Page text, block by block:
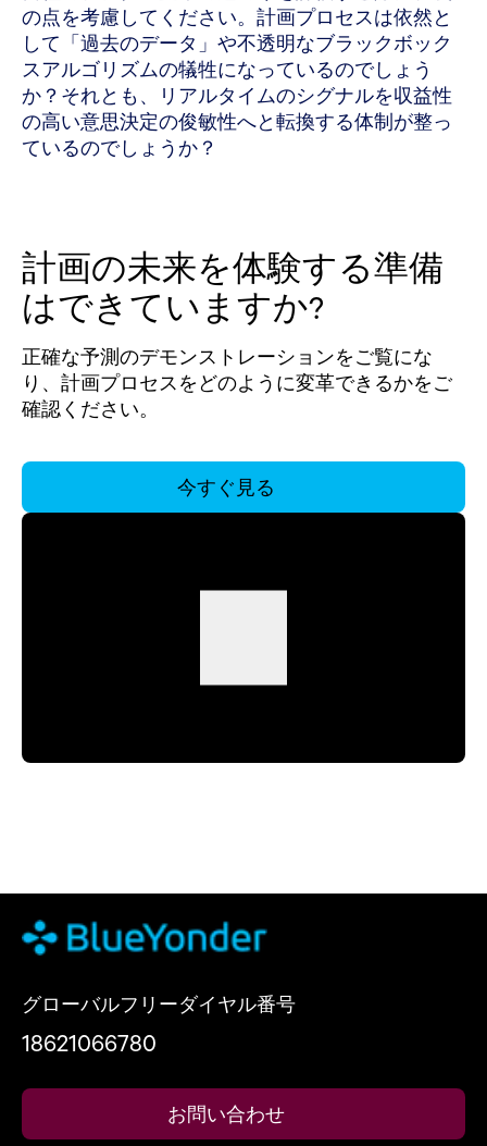
の点を考慮してください。計画プロセスは依然と
して「過去のデータ」や不透明なブラックボック
スアルゴリズムの犠牲になっているのでしょう
か？それとも、リアルタイムのシグナルを収益性
の高い意思決定の俊敏性へと転換する体制が整っ
ているのでしょうか？
計画の未来を体験する準備
はできていますか?
正確な予測のデモンストレーションをご覧にな
り、計画プロセスをどのように変革できるかをご
確認ください。
今すぐ見る
グローバルフリーダイヤル番号
18621066780
お問い合わせ